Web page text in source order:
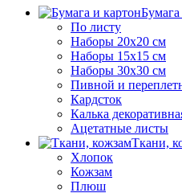
По листу
Наборы 20х20 см
Наборы 15х15 см
Наборы 30х30 см
Пивной и
Кардсток
Калька
Ацетатные листы
Ткани,
Хлопок
Кожзам
Плюш